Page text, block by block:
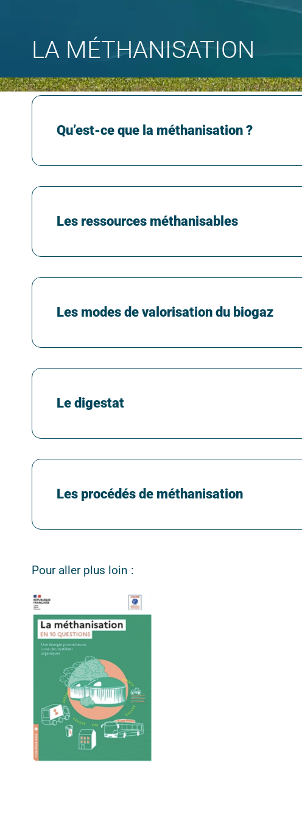
LA MÉTHANISATION
Qu’est-ce que la méthanisation ?
Les ressources méthanisables
Les modes de valorisation du biogaz
Le digestat
Les procédés de méthanisation
Pour aller plus loin :